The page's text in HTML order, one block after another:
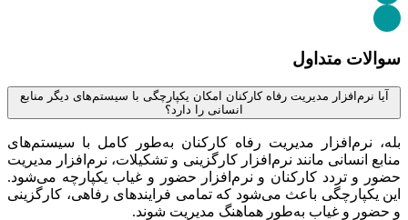
سوالات متداول
آیا نرم‌افزار مدیریت رفاه کارکنان امکان یکپارچگی با سیستم‌های دیگر منابع
انسانی را دارد؟
بله، نرم‌افزار مدیریت رفاه کارکنان به‌طور کامل با سیستم‌های
منابع انسانی مانند نرم‌افزار کارگزینی و تشکیلات، نرم‌افزار مدیریت
حضور و تردد کارکنان و نرم‌افزار حضور و غیاب یکپارچه می‌شود.
این یکپارچگی باعث می‌شود که تمامی فرایندهای رفاهی، کارگزینی
و حضور و غیاب به‌طور هماهنگ مدیریت شوند.